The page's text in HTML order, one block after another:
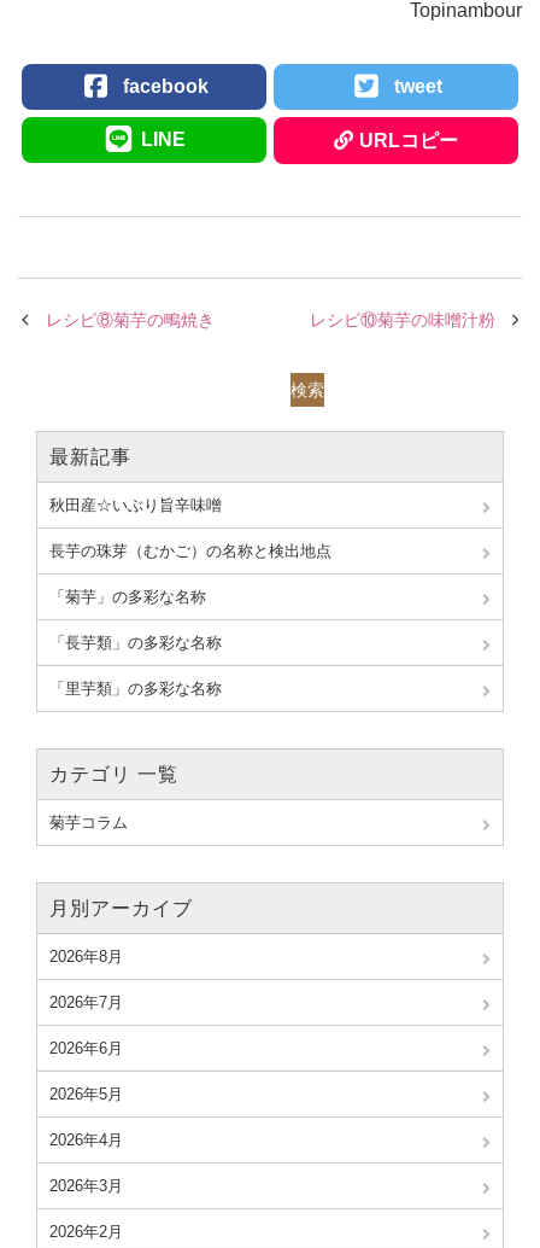
Topinambour
facebook tweet
LINE URLコピー
レシピ⑧菊芋の鴫焼き レシピ⑩菊芋の味噌汁粉
検索
最新記事
秋田産☆いぶり旨辛味噌
長芋の珠芽（むかご）の名称と検出地点
「菊芋」の多彩な名称
「長芋類」の多彩な名称
「里芋類」の多彩な名称
カテゴリ 一覧
菊芋コラム
月別アーカイブ
2026年8月
2026年7月
2026年6月
2026年5月
2026年4月
2026年3月
2026年2月